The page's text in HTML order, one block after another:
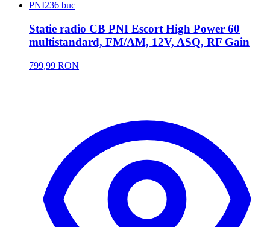
PNI236 buc
Statie radio CB PNI Escort High Power 60
multistandard, FM/AM, 12V, ASQ, RF Gain
799,99 RON